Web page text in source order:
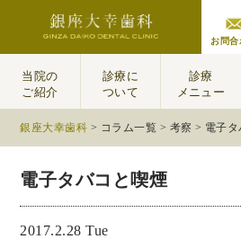
お問合
当院の
ご紹介
診療に
ついて
診療
メニュー
銀座大幸歯科 > コラム一覧 > 考察 > 電子
電子タバコと喫煙
2017.2.28 Tue